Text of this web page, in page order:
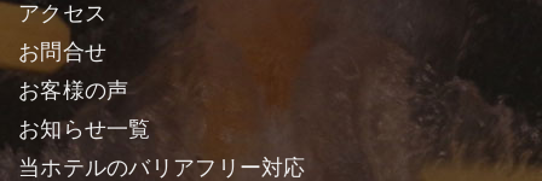
アクセス
お問合せ
お客様の声
お知らせ一覧
当ホテルのバリアフリー対応